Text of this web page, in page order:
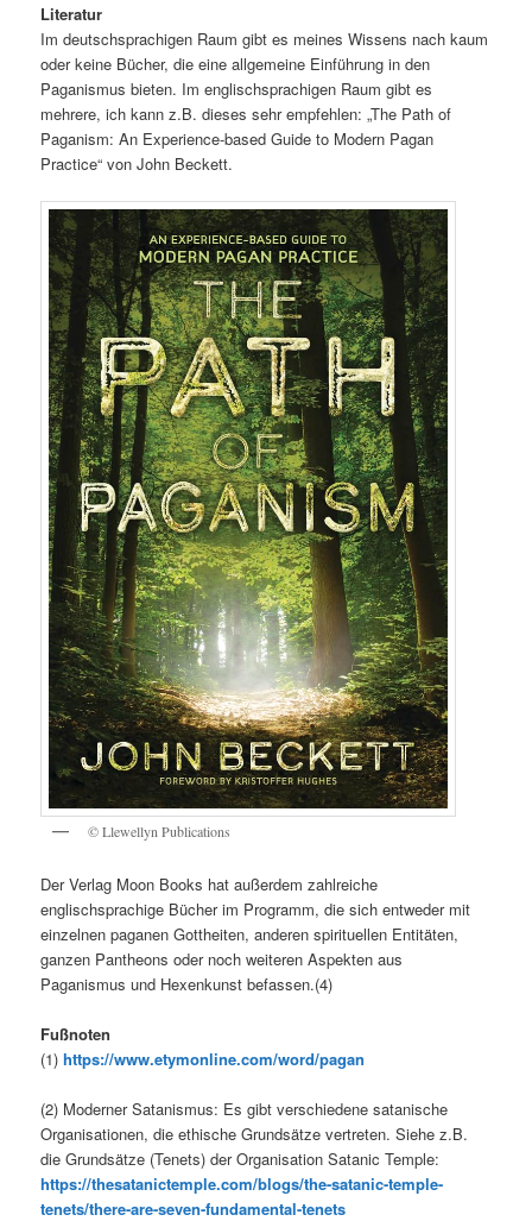
Literatur
Im deutschsprachigen Raum gibt es meines Wissens nach kaum
oder keine Bücher, die eine allgemeine Einführung in den
Paganismus bieten. Im englischsprachigen Raum gibt es
mehrere, ich kann z.B. dieses sehr empfehlen: „The Path of
Paganism: An Experience-based Guide to Modern Pagan
Practice“ von John Beckett.
© Llewellyn Publications
Der Verlag Moon Books hat außerdem zahlreiche
englischsprachige Bücher im Programm, die sich entweder mit
einzelnen paganen Gottheiten, anderen spirituellen Entitäten,
ganzen Pantheons oder noch weiteren Aspekten aus
Paganismus und Hexenkunst befassen.(4)
Fußnoten
(1)https://www.etymonline.com/word/pagan
(2) Moderner Satanismus: Es gibt verschiedene satanische
Organisationen, die ethische Grundsätze vertreten. Siehe z.B.
die Grundsätze (Tenets) der Organisation Satanic Temple:
https://thesatanictemple.com/blogs/the-satanic-temple-
tenets/there-are-seven-fundamental-tenets